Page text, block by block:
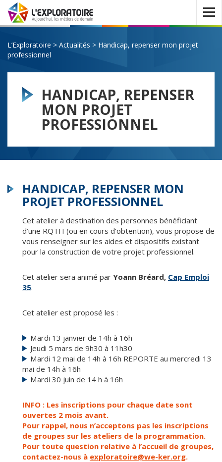
Ouvrir
le
menu
L’Exploratoire > Actualités > Handicap, repenser mon projet
professionnel
HANDICAP, REPENSER
MON PROJET
PROFESSIONNEL
HANDICAP, REPENSER MON
PROJET PROFESSIONNEL
Cet atelier à destination des personnes bénéficiant
d’une RQTH (ou en cours d’obtention), vous propose de
vous renseigner sur les aides et dispositifs existant
pour la construction de votre projet professionnel.
Cet atelier sera animé par Yoann Bréard, Cap Emploi
35.
Cet atelier est proposé les :
Mardi 13 janvier de 14h à 16h
Jeudi 5 mars de 9h30 à 11h30
Mardi 12 mai de 14h à 16h REPORTE au mercredi 13
mai de 14h à 16h
Mardi 30 juin de 14 h à 16h
INFO : Les inscriptions pour chaque date sont
ouvertes 2 mois avant.
Pour rappel, nous n’acceptons pas les inscriptions
de groupes sur les ateliers de la programmation.
Pour toute question relative à l’accueil de groupes,
contactez-nous à exploratoire@we-ker.org.